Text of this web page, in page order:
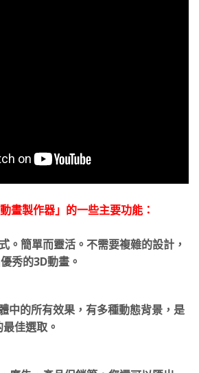
。簡單而靈活。不需要複雜的設計，
秀的3D動畫。
的所有效果，有多種動態背景，是
最佳選取。
廣告，產品促銷等。您還可以匯出